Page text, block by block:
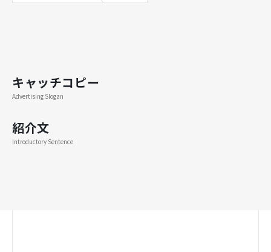
キャッチコピー
Advertising Slogan
紹介文
Introductory Sentence